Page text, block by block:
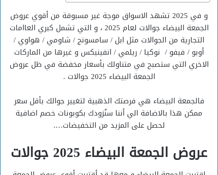
و في 2025 تشهد الاسواق موجة غير مسبوقة من أقوي عروض
الجمعة البيضاء جوالات لعام 2025 ، و التي تشمل كبري العاامات
التجارية من الجوالات مثل ابل / سامسونج / شاومي / هواوي /
أوبو / فيفو / نوكيا / ريلمي / انفينيكس و غيرها من الماركات
الاخري التي ستصبح في متناولك بأسعار مخفضة في ظل عروض
الجمعة البيضاء 2025 جوالات .
فالجمعة البيضاء هي فرصتك الذهبية لتغيير جوالك بأقل سعر
ممكن هذا بالاضافة الي أننا سنُزودك بكوبونات خصم اضافية
لحصل على المزيد من التخفيضات….
عروض الجمعة البيضاء 2025 جوالات